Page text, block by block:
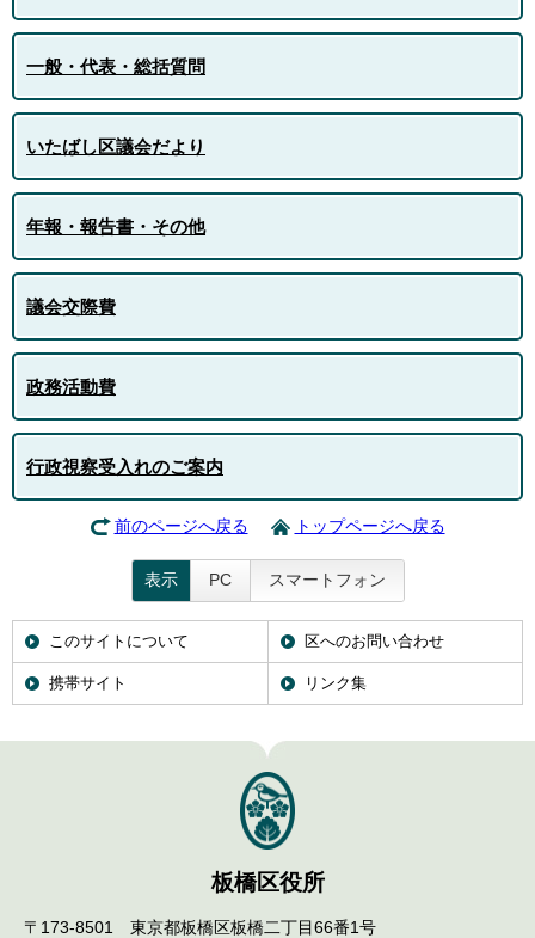
一般・代表・総括質問
いたばし区議会だより
年報・報告書・その他
議会交際費
政務活動費
行政視察受入れのご案内
前のページへ戻る トップページへ戻る
表示 PC スマートフォン
このサイトについて 区へのお問い合わせ
携帯サイト リンク集
板橋区役所
〒173-8501 東京都板橋区板橋二丁目66番1号